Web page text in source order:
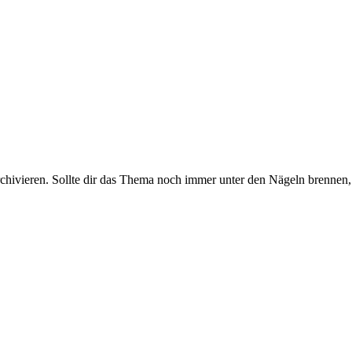
Sollte dir das Thema noch immer unter den Nägeln